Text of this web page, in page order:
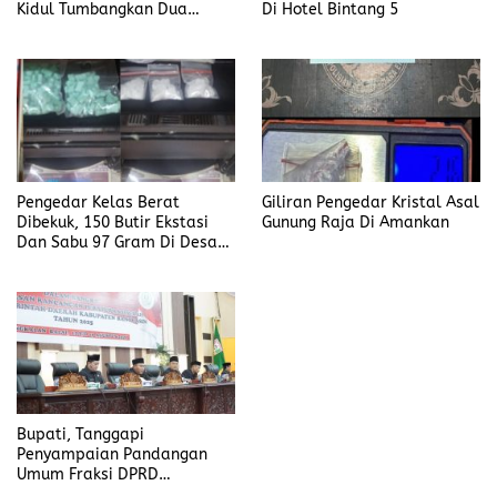
Kidul Tumbangkan Dua
Di Hotel Bintang 5
Pengedar Kelas Berat
Dibekuk, 150 Butir Ekstasi
Dan Sabu 97 Gram Di Desa
Giliran Pengedar Kristal Asal
Gunung Raja Di Amankan
Bupati, Tanggapi
Penyampaian Pandangan
Umum Fraksi DPRD